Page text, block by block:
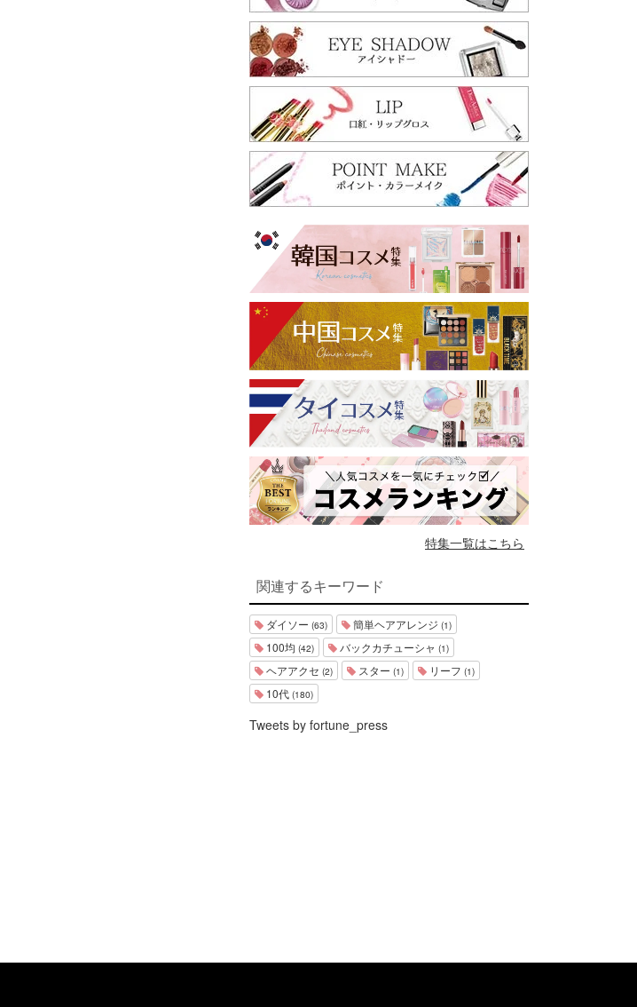
特集一覧はこちら
関連するキーワード
ダイソー (63) 簡単ヘアアレンジ (1)
100均 (42) バックカチューシャ (1)
ヘアアクセ (2) スター (1) リーフ (1)
10代 (180)
Tweets by fortune_press